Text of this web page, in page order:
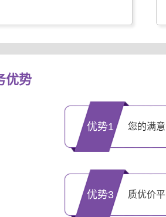
优势
优势1 您的满
优势3 质优价